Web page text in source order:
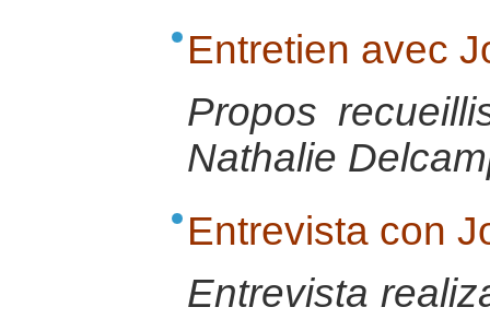
Entretien avec
Propos
Nathalie
Entrevista con
Entrevista